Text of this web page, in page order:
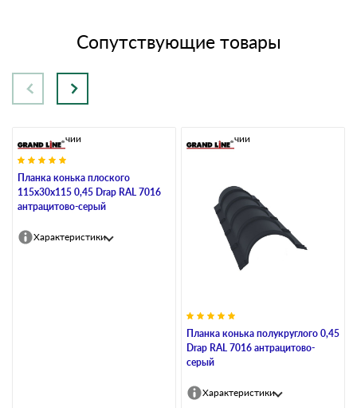
Сопутствующие товары
Планка конька плоского
115х30х115 0,45 Drap RAL 7016
антрацитово-серый
В наличии
Характеристики
Планка конька полукруглого 0,45
Drap RAL 7016 антрацитово-
серый
В наличии
Характеристики